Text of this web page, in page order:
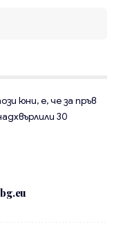
юни, е, че за пръв
30